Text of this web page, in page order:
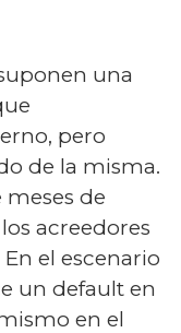
una
pero
de la misma.
meses de
acreedores
el escenario
un default en
en el